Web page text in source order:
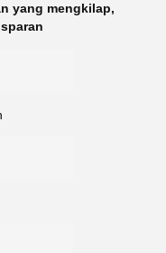
yang mengkilap,